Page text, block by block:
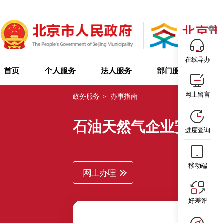
首页 个人服务 法人服务 部门服务
政务服务 > 办事指南
石油天然气企业安全
网上办理
在线导办
网上留言
进度查询
移动端
好差评